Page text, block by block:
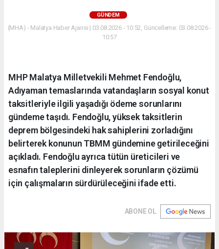
GÜNDEM
(MHA) - Malatya Haber Ajansı | 03.08.2026 - 10:52, Güncelleme: 03.08.2026 -
10:57
MHP Malatya Milletvekili Mehmet Fendoğlu,
Adıyaman temaslarında vatandaşların sosyal konut
taksitleriyle ilgili yaşadığı ödeme sorunlarını
gündeme taşıdı. Fendoğlu, yüksek taksitlerin
deprem bölgesindeki hak sahiplerini zorladığını
belirterek konunun TBMM gündemine getirileceğini
açıkladı. Fendoğlu ayrıca tütün üreticileri ve
esnafın taleplerini dinleyerek sorunların çözümü
için çalışmaların sürdürüleceğini ifade etti.
ABONE OL